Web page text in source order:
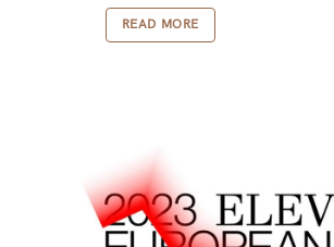
READ MORE